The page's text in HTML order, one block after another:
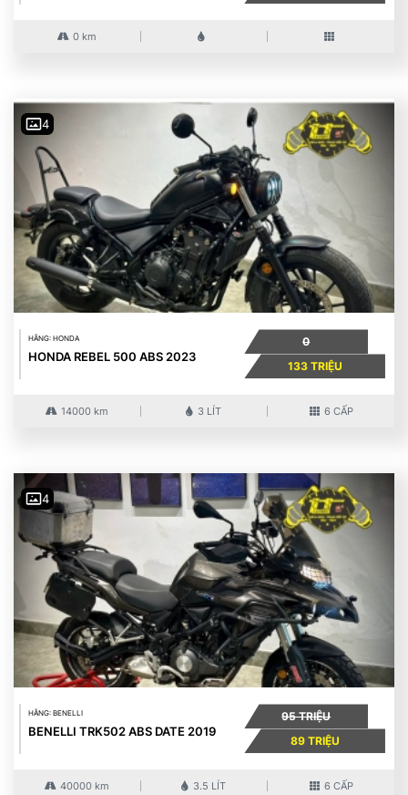
0 km
4
HÃNG: HONDA
HONDA REBEL 500 ABS 2023
0
133 TRIỆU
14000 km 3 LÍT 6 CẤP
4
HÃNG: BENELLI
BENELLI TRK502 ABS DATE 2019
95 TRIỆU
89 TRIỆU
40000 km 3.5 LÍT 6 CẤP